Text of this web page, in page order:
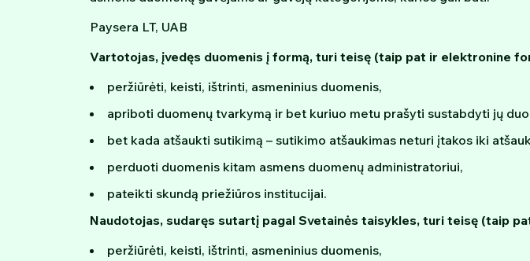
Paysera LT, UAB
Vartotojas, įvedęs duomenis į formą, turi teisę (taip pat ir elektronine
peržiūrėti, keisti, ištrinti, asmeninius duomenis,
apriboti duomenų tvarkymą ir bet kuriuo metu prašyti sustabdyti jų
bet kada atšaukti sutikimą – sutikimo atšaukimas neturi įtakos iki
perduoti duomenis kitam asmens duomenų administratoriui,
pateikti skundą priežiūros institucijai.
Naudotojas, sudaręs sutartį pagal Svetainės taisykles, turi teisę (taip
peržiūrėti, keisti, ištrinti, asmeninius duomenis,